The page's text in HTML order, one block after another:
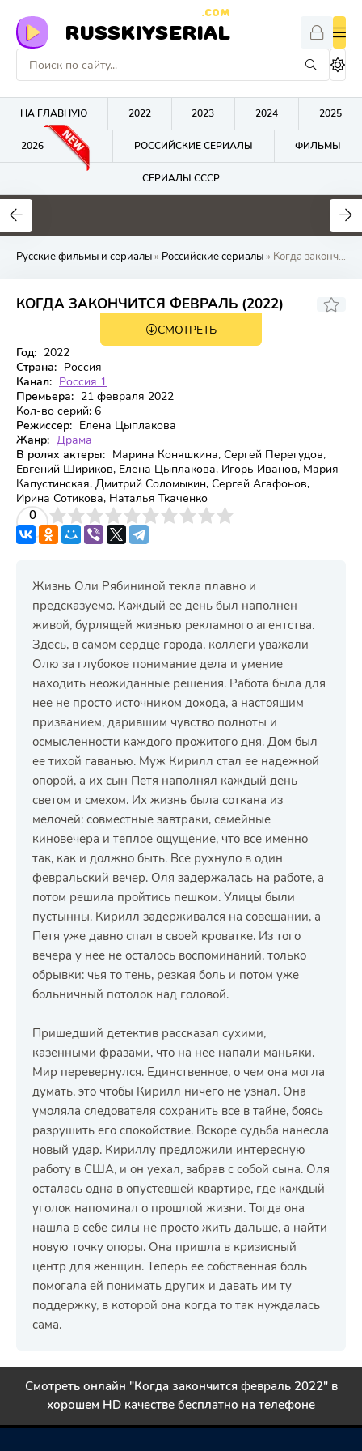
RUSSKIYSERIAL
.COM
НА ГЛАВНУЮ 2022 2023 2024 2025
2026 РОССИЙСКИЕ СЕРИАЛЫ ФИЛЬМЫ
СЕРИАЛЫ СССР
0
Русские фильмы и сериалы» Российские сериалы» Когда
КОГДА ЗАКОНЧИТСЯ ФЕВРАЛЬ (2022)
СМОТРЕТЬ
Год: 2022
Страна: Россия
Канал: Россия 1
Премьера: 21 февраля 2022
Кол-во серий: 6
Режиссер: Елена Цыплакова
Жанр: Драма
В ролях актеры: Марина Коняшкина, Сергей Перегудов,
Евгений Шириков, Елена Цыплакова, Игорь Иванов, Мария
Капустинская, Дмитрий Соломыкин, Сергей Агафонов,
Ирина Сотикова, Наталья Ткаченко
0
4 5 6 7 8 9 10
Жизнь Оли Рябининой текла плавно и
предсказуемо. Каждый ее день был наполнен
живой, бурлящей жизнью рекламного агентства.
Здесь, в самом сердце города, коллеги уважали
Олю за глубокое понимание дела и умение
находить неожиданные решения. Работа была для
нее не просто источником дохода, а настоящим
призванием, дарившим чувство полноты и
осмысленности каждого прожитого дня. Дом был
ее тихой гаванью. Муж Кирилл стал ее надежной
опорой, а их сын Петя наполнял каждый день
светом и смехом. Их жизнь была соткана из
мелочей: совместные завтраки, семейные
киновечера и теплое ощущение, что все именно
так, как и должно быть. Все рухнуло в один
февральский вечер. Оля задержалась на работе, а
потом решила пройтись пешком. Улицы были
пустынны. Кирилл задерживался на совещании, а
Петя уже давно спал в своей кроватке. Из того
вечера у нее не осталось воспоминаний, только
обрывки: чья то тень, резкая боль и потом уже
больничный потолок над головой.
Пришедший детектив рассказал сухими,
казенными фразами, что на нее напали маньяки.
Мир перевернулся. Единственное, о чем она могла
думать, это чтобы Кирилл ничего не узнал. Она
умоляла следователя сохранить все в тайне, боясь
разрушить его спокойствие. Вскоре судьба нанесла
новый удар. Кириллу предложили интересную
работу в США, и он уехал, забрав с собой сына. Оля
осталась одна в опустевшей квартире, где каждый
уголок напоминал о прошлой жизни. Тогда она
нашла в себе силы не просто жить дальше, а найти
новую точку опоры. Она пришла в кризисный
центр для женщин. Теперь ее собственная боль
помогала ей понимать других и давать им ту
поддержку, в которой она когда то так нуждалась
сама.
Смотреть онлайн "Когда закончится февраль 2022" в
хорошем HD качестве бесплатно на телефоне